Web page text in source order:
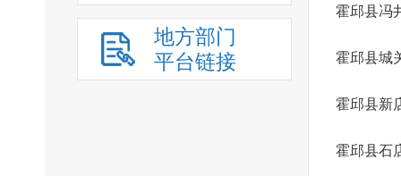
地方部门
平台链接
霍邱县冯
霍邱县城
霍邱县新
霍邱县石